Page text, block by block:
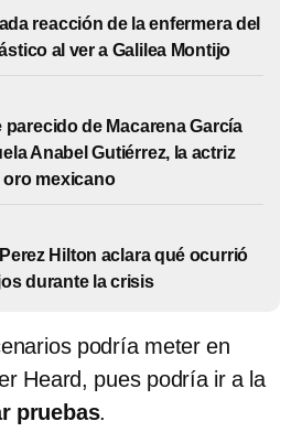
reacción de la enfermera del
al ver a Galilea Montijo
parecido de Macarena García
Anabel Gutiérrez, la actriz
oro mexicano
Hilton aclara qué ocurrió
durante la crisis
podría meter en
Heard, pues podría ir a la
pruebas.